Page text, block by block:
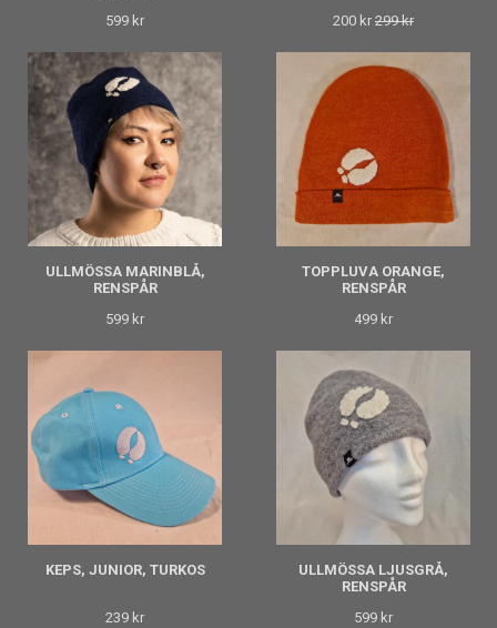
599 kr
200 kr 299 kr
ULLMÖSSA MARINBLÅ,
RENSPÅR
599 kr
TOPPLUVA ORANGE,
RENSPÅR
499 kr
KEPS, JUNIOR, TURKOS
239 kr
ULLMÖSSA LJUSGRÅ,
RENSPÅR
599 kr